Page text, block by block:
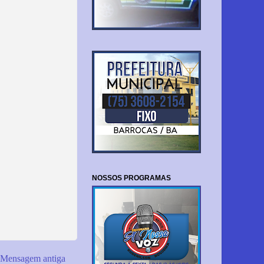
Mensagem antiga
NOSSOS PROGRAMAS